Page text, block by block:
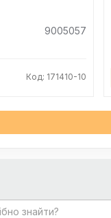
9005057
Код: 171410-10